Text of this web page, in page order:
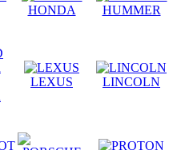
HONDA HUMMER
LEXUS LINCOLN